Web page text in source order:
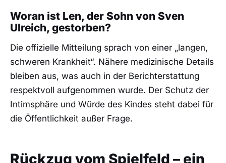
Woran ist Len, der Sohn von Sven
Ulreich, gestorben?
Die offizielle Mitteilung sprach von einer „langen,
schweren Krankheit“. Nähere medizinische Details
bleiben aus, was auch in der Berichterstattung
respektvoll aufgenommen wurde. Der Schutz der
Intimsphäre und Würde des Kindes steht dabei für
die Öffentlichkeit außer Frage.
Rückzug vom Spielfeld – ein